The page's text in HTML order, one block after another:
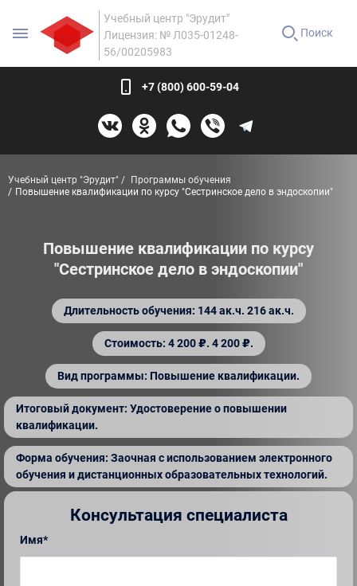
Учебный центр "Эрудит"
Лицензия: № Л035-01248-
56/00205983
Поиск
+7 (800) 600-59-04
Учебный центр "Эрудит"
Программы обучения
Повышение квалификации по курсу "Сестринское дело в эндоскопии"
Повышение квалификации по курсу
"Сестринское дело в эндоскопии"
Длительность обучения: 144 ак.ч. 216 ак.ч.
Стоимость: 4 200 ₽. 4 200 ₽.
Вид программы: Повышение квалификации.
Итоговый документ: Удостоверение о повышении
квалификации.
Форма обучения: Заочная с использованием электронного
обучения и дистанционных образовательных технологий.
Консультация специалиста
Имя*